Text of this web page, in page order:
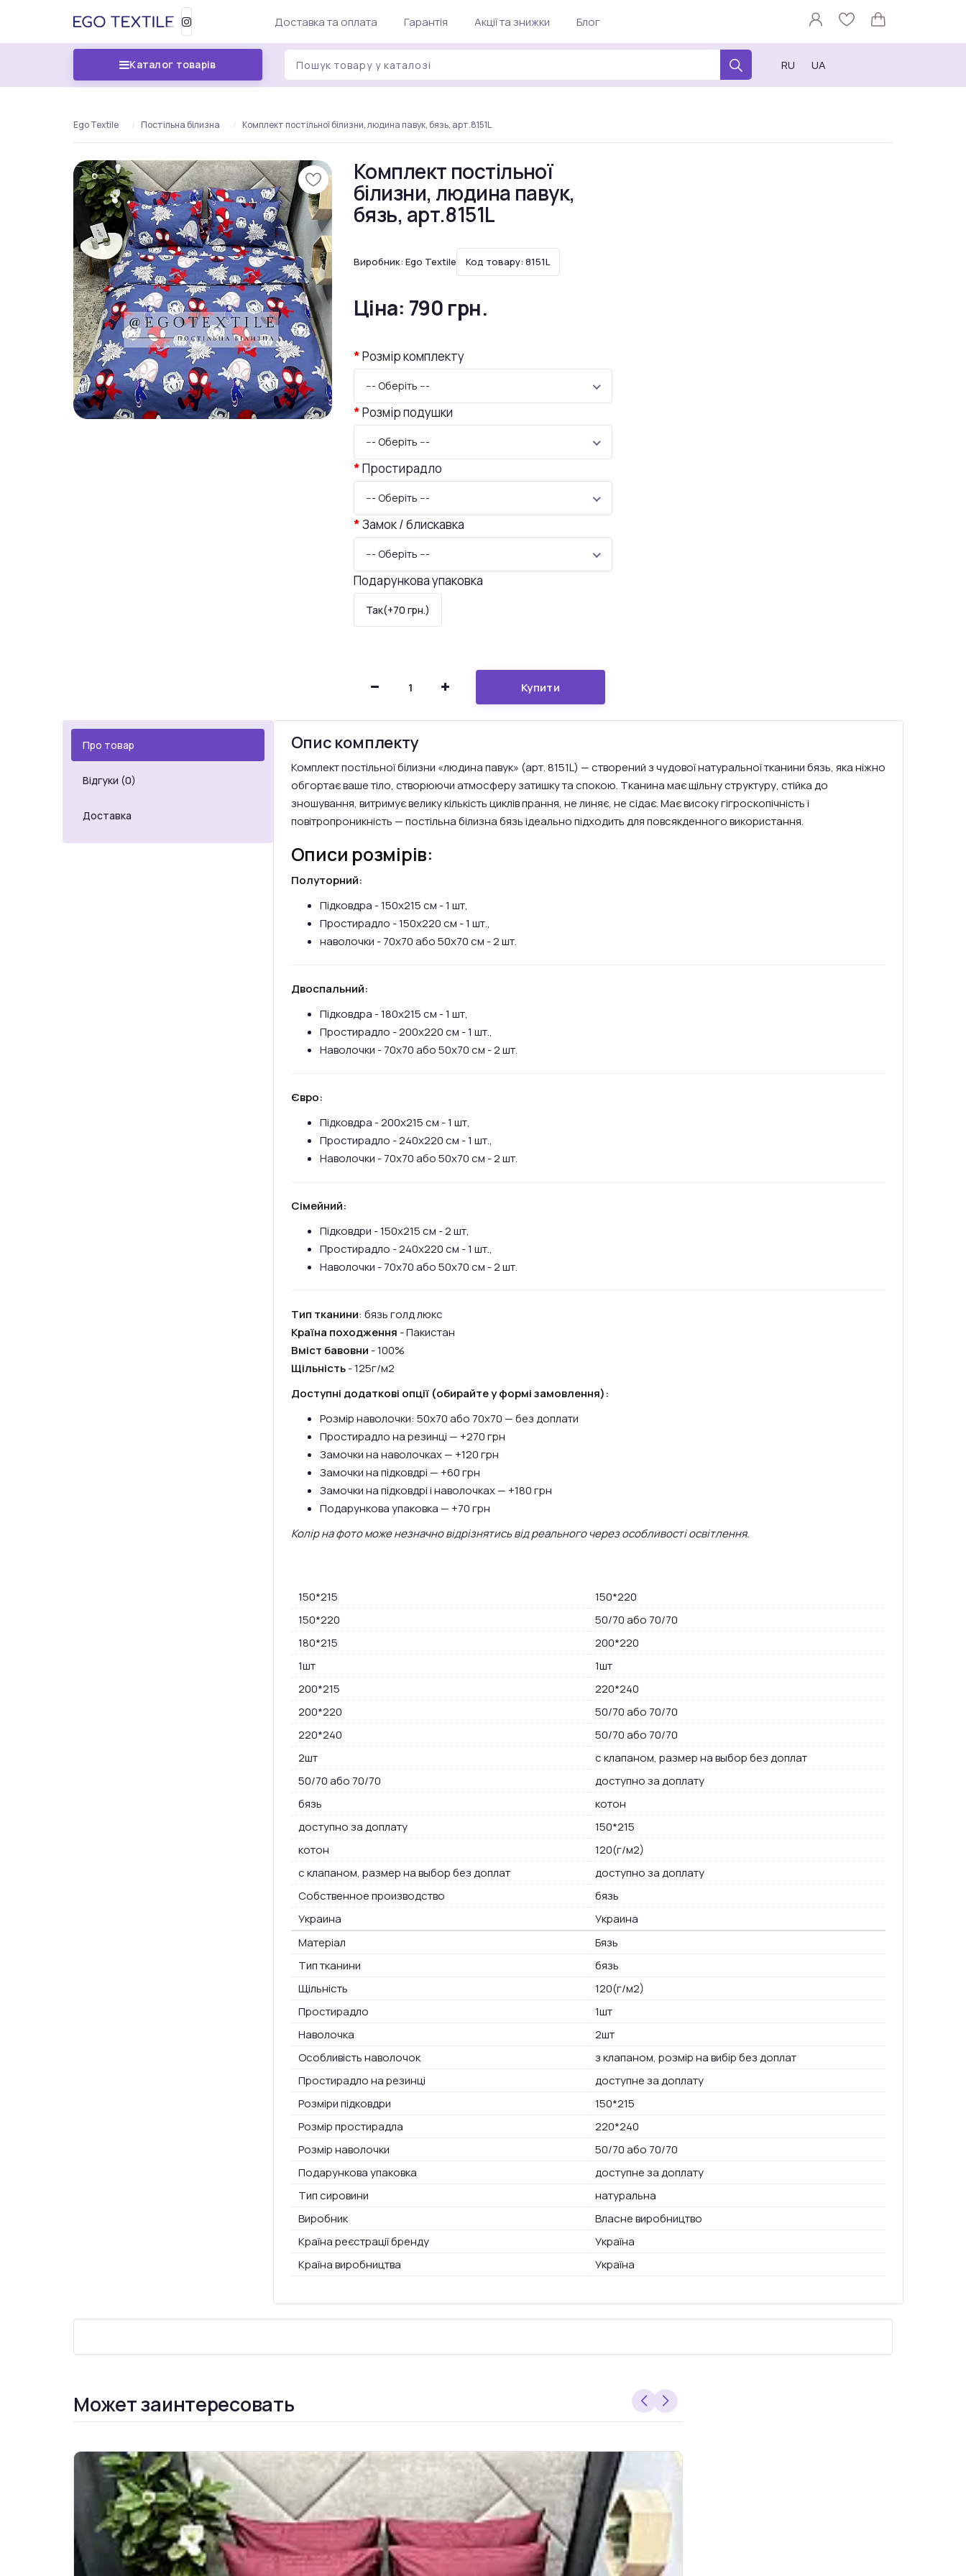
Доставка та оплата Гарантія Акції та знижки Блог
Каталог товарів RU UA
Ego Textile Постільна білизна Комплект постільної білизни, людина павук, бязь, арт.8151L
Комплект постільної
білизни, людина павук,
бязь, арт.8151L
Виробник: Ego Textile Код товару: 8151L
Ціна: 790 грн.
Розмір комплекту
--- Оберіть ---
Розмір подушки
--- Оберіть ---
Простирадло
--- Оберіть ---
Замок / блискавка
--- Оберіть ---
Подарункова упаковка
Так(+70 грн.)
Купити
Про товар
Відгуки (0)
Доставка
Опис комплекту
Комплект постільної білизни «людина павук» (арт. 8151L) — створений з чудової натуральної тканини бязь, яка ніжно
обгортає ваше тіло, створюючи атмосферу затишку та спокою. Тканина має щільну структуру, стійка до
зношування, витримує велику кількість циклів прання, не линяє, не сідає. Має високу гігроскопічність і
повітропроникність — постільна білизна бязь ідеально підходить для повсякденного використання.
Описи розмірів:
Полуторний:
Підковдра - 150х215 см - 1 шт,
Простирадло - 150х220 см - 1 шт.,
наволочки - 70х70 або 50х70 см - 2 шт.
Двоспальний:
Підковдра - 180х215 см - 1 шт,
Простирадло - 200х220 см - 1 шт.,
Наволочки - 70х70 або 50х70 см - 2 шт.
Євро:
Підковдра - 200х215 см - 1 шт,
Простирадло - 240х220 см - 1 шт.,
Наволочки - 70х70 або 50х70 см - 2 шт.
Сімейний:
Підковдри - 150х215 см - 2 шт,
Простирадло - 240х220 см - 1 шт.,
Наволочки - 70х70 або 50х70 см - 2 шт.
Тип тканини: бязь голд люкс
Країна походження - Пакистан
Вміст бавовни - 100%
Щільність- 125г/м2
Доступні додаткові опції (обирайте у формі замовлення):
Розмір наволочки: 50х70 або 70х70 — без доплати
Простирадло на резинці — +270 грн
Замочки на наволочках — +120 грн
Замочки на підковдрі — +60 грн
Замочки на підковдрі і наволочках — +180 грн
Подарункова упаковка — +70 грн
Колір на фото може незначно відрізнятись від реального через особливості освітлення.
150*215
150*220
150*220
50/70 або 70/70
180*215
200*220
1шт
1шт
200*215
220*240
200*220
50/70 або 70/70
220*240
50/70 або 70/70
2шт
с клапаном, размер на выбор без доплат
50/70 або 70/70
доступно за доплату
бязь
котон
доступно за доплату
150*215
котон
120(г/м2)
с клапаном, размер на выбор без доплат
доступно за доплату
Собственное производство
бязь
Украина
Украина
Матеріал
Бязь
Тип тканини
бязь
Щільність
120(г/м2)
Простирадло
1шт
Наволочка
2шт
Особливість наволочок
з клапаном, розмір на вибір без доплат
Простирадло на резинці
доступне за доплату
Розміри підковдри
150*215
Розмір простирадла
220*240
Розмір наволочки
50/70 або 70/70
Подарункова упаковка
доступне за доплату
Тип сировини
натуральна
Виробник
Власне виробництво
Країна реєстрації бренду
Україна
Країна виробництва
Україна
Может заинтересовать